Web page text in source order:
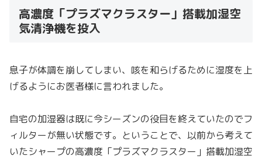
高濃度「プラズマクラスター」搭載加湿空
気清浄機を投入
息子が体調を崩してしまい、咳を和らげるために湿度を上
げるようにお医者様に言われました。
自宅の加湿器は既に今シーズンの役目を終えていたのでフ
ィルターが無い状態です。ということで、以前から考えて
いたシャープの高濃度「プラズマクラスター」搭載加湿空